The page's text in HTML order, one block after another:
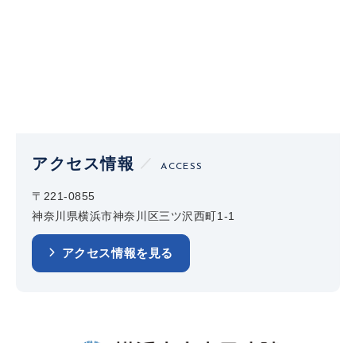
アクセス情報 ACCESS
〒221-0855
神奈川県横浜市神奈川区三ツ沢西町1-1
アクセス情報を見る